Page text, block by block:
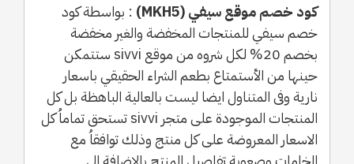
كود خصم موقع سيفي (MKH5)
: بواسطة كود
خصم سيفي للمنتجات المخفضة والغير مخفضة
بخصم 20% لكل شروه من موقع sivvi ستتمكن
حينها من الأستمتاع بطعم الشراء الحقيقي باسعار
نارية وفى المتناول ايضا ليست بالعالية الباهظة بل كل
المنتجات الموجودة على متجر sivvi تستحق تماماُ كل
الاسعار المعروضة على كل منتج وذلك توافقاُ مع